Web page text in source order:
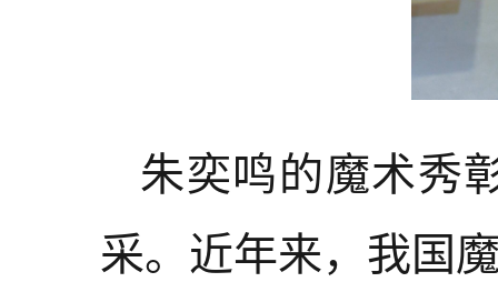
朱奕鸣的魔术秀
采。近年来，我国